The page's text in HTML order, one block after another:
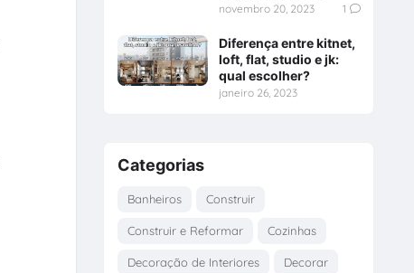
novembro 20, 2023 1
Diferença entre kitnet,
loft, flat, studio e jk:
qual escolher?
janeiro 26, 2023
Categorias
Banheiros Construir
Construir e Reformar Cozinhas
Decoração de Interiores Decorar